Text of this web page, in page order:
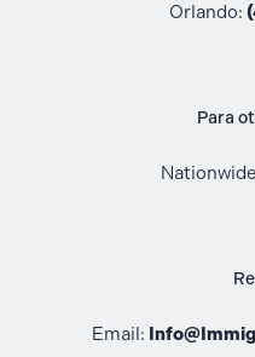
Orlando:
Para
Email: